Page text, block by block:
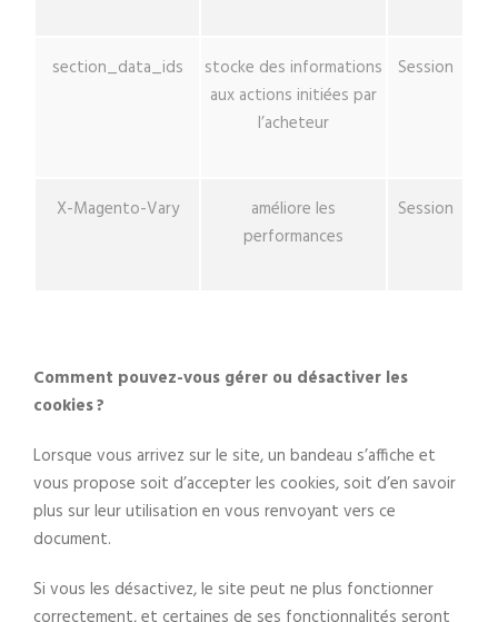
section_data_ids
stocke des informations
aux actions initiées par
l’acheteur
Session
X-Magento-Vary
améliore les
performances
Session
Comment pouvez-vous gérer ou désactiver les
cookies ?
Lorsque vous arrivez sur le site, un bandeau s’affiche et
vous propose soit d’accepter les cookies, soit d’en savoir
plus sur leur utilisation en vous renvoyant vers ce
document.
Si vous les désactivez, le site peut ne plus fonctionner